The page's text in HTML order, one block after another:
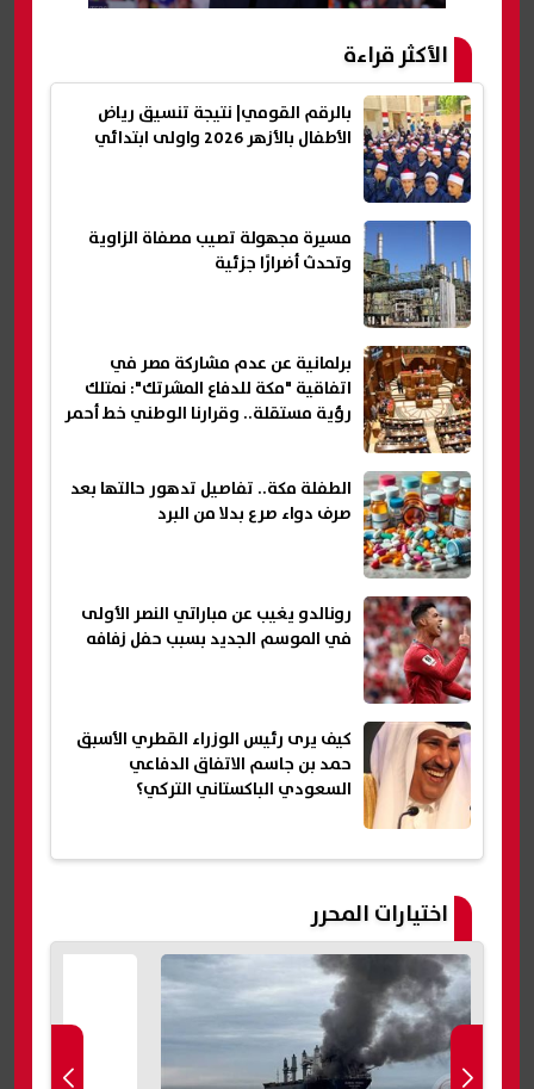
الأكثر قراءة
بالرقم القومي| نتيجة تنسيق رياض
الأطفال بالأزهر 2026 واولى ابتدائي
مسيرة مجهولة تصيب مصفاة الزاوية
وتحدث أضرارًا جزئية
برلمانية عن عدم مشاركة مصر في
اتفاقية "مكة للدفاع المشرتك": نمتلك
رؤية مستقلة.. وقرارنا الوطني خط أحمر
الطفلة مكة.. تفاصيل تدهور حالتها بعد
صرف دواء صرع بدلا من البرد
رونالدو يغيب عن مباراتي النصر الأولى
في الموسم الجديد بسبب حفل زفافه
كيف يرى رئيس الوزراء القطري الأسبق
حمد بن جاسم الاتفاق الدفاعي
السعودي الباكستاني التركي؟
اختيارات المحرر